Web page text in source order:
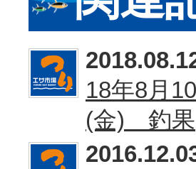
18年8月
(金) 釣果